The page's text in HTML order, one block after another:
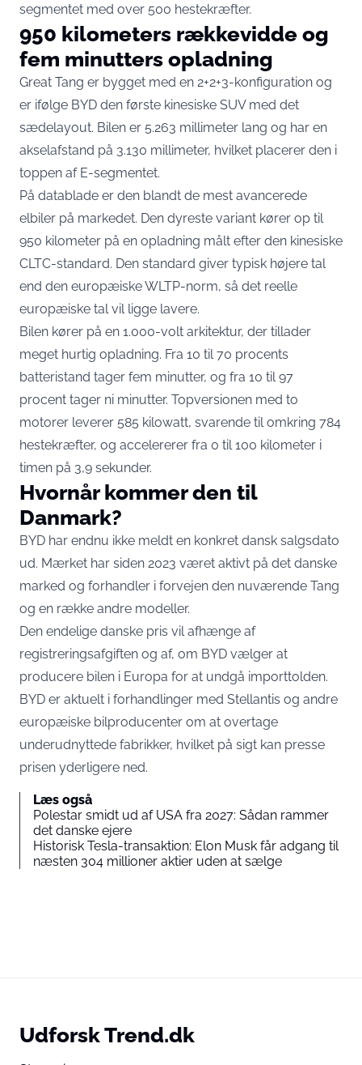
segmentet med over 500 hestekræfter.
950 kilometers rækkevidde og
fem minutters opladning
Great Tang er bygget med en 2+2+3-konfiguration og
er ifølge BYD den første kinesiske SUV med det
sædelayout. Bilen er 5.263 millimeter lang og har en
akselafstand på 3.130 millimeter, hvilket placerer den i
toppen af E-segmentet.
På datablade er den blandt de mest avancerede
elbiler på markedet. Den dyreste variant kører op til
950 kilometer på en opladning målt efter den kinesiske
CLTC-standard. Den standard giver typisk højere tal
end den europæiske WLTP-norm, så det reelle
europæiske tal vil ligge lavere.
Bilen kører på en 1.000-volt arkitektur, der tillader
meget hurtig opladning. Fra 10 til 70 procents
batteristand tager fem minutter, og fra 10 til 97
procent tager ni minutter. Topversionen med to
motorer leverer 585 kilowatt, svarende til omkring 784
hestekræfter, og accelererer fra 0 til 100 kilometer i
timen på 3,9 sekunder.
Hvornår kommer den til
Danmark?
BYD har endnu ikke meldt en konkret dansk salgsdato
ud. Mærket har siden 2023 været aktivt på det danske
marked og forhandler i forvejen den nuværende Tang
og en række andre modeller.
Den endelige danske pris vil afhænge af
registreringsafgiften og af, om BYD vælger at
producere bilen i Europa for at undgå importtolden.
BYD er aktuelt i forhandlinger med Stellantis og andre
europæiske bilproducenter om at overtage
underudnyttede fabrikker, hvilket på sigt kan presse
prisen yderligere ned.
Læs også
Polestar smidt ud af USA fra 2027: Sådan rammer
det danske ejere
Historisk Tesla-transaktion: Elon Musk får adgang til
næsten 304 millioner aktier uden at sælge
Udforsk Trend.dk